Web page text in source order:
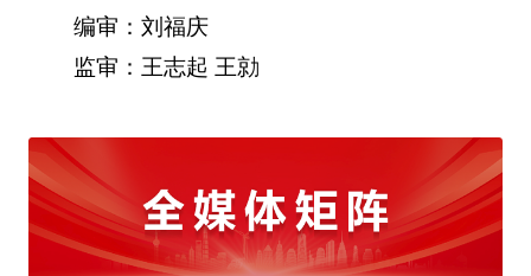
编审：刘福庆
监审：王志起 王勍